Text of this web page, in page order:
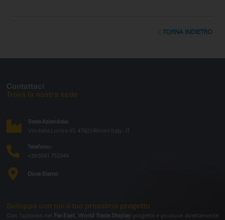
evolversi nel tempo, diventando un punto di
TORNA INDIETRO
Contattaci
Trova la nostra sede
Sede Aziendale:
Via della Lontra 43, 47923 Rimini Italy - IT
Telefono:
+39 0541 753344
Dove Siamo
Con factories nel Far-East, World Trade Display progetta e produce direttamente
Sviluppa con noi il tuo prossimo progetto